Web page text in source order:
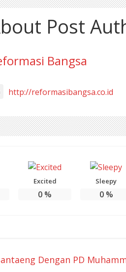
Post
Bangsa
http://reformasibangsa.co.id
Excited
0 %
Sleepy
0%
Dengan PD